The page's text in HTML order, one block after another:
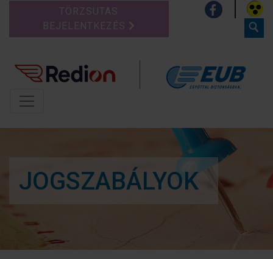
TÖRZSUTAS
BEJELENTKEZÉS
JOGSZABÁLYOK